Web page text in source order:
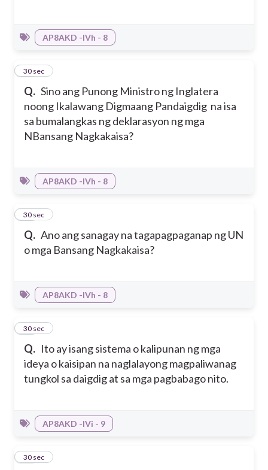
AP8AKD -IVh - 8
Q. Sino ang Punong Ministro ng Inglatera
noong Ikalawang Digmaang Pandaigdig na isa
sa bumalangkas ng deklarasyon ng mga
NBansang Nagkakaisa?
15
30 sec
AP8AKD -IVh - 8
Q. Ano ang sanagay na tagapagpaganap ng UN
o mga Bansang Nagkakaisa?
16
30 sec
AP8AKD -IVh - 8
Q. Ito ay isang sistema o kalipunan ng mga
ideya o kaisipan na naglalayong magpaliwanag
tungkol sa daigdig at sa mga pagbabago nito.
17
30 sec
AP8AKD -IVi - 9
18
30 sec